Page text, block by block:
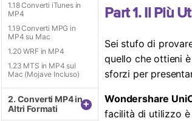
1.18 Converti iTunes in
MP4
1.19 Converti MPG in
MP4 su Mac
1.20 WRF in MP4
1.23 MTS in MP4 sul
Mac (Mojave Incluso)
2. Converti MP4 in
Altri Formati
+
Part 1. Il Più
Sei stufo di
quello che ottieni
sforzi per
Wondershare
facilità di utilizzo è